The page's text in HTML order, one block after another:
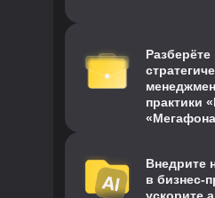
Разберёте
практики
Внедрите
в бизнес-